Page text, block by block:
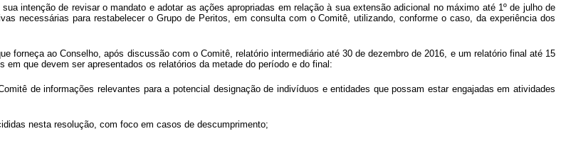
intenção de revisar o mandato e adotar as ações apropriadas em relação à sua extensão adicional no máximo até 1º de julho de
necessárias para restabelecer o Grupo de Peritos, em consulta com o Comitê, utilizando, conforme o caso, da experiência dos
forneça ao Conselho, após discussão com o Comitê, relatório intermediário até 30 de dezembro de 2016, e um relatório final até 15
que devem ser apresentados os relatórios da metade do período e do final:
de informações relevantes para a potencial designação de indivíduos e entidades que possam estar engajadas em atividades
nesta resolução, com foco em casos de descumprimento;